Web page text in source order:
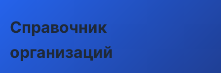
Справочник
организаций